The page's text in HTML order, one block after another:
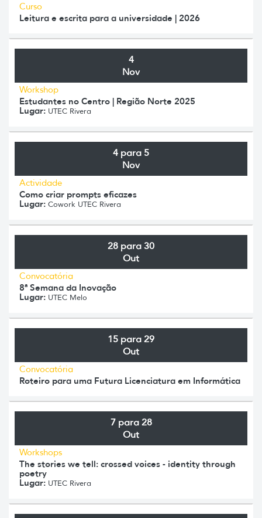
Curso
Leitura e escrita para a universidade | 2026
4
Nov
Workshop
Estudantes no Centro | Região Norte 2025
Lugar: UTEC Rivera
4 para 5
Nov
Actividade
Como criar prompts eficazes
Lugar: Cowork UTEC Rivera
28 para 30
Out
Convocatória
8ª Semana da Inovação
Lugar: UTEC Melo
15 para 29
Out
Convocatória
Roteiro para uma Futura Licenciatura em Informática
7 para 28
Out
Workshops
The stories we tell: crossed voices - identity through
poetry
Lugar: UTEC Rivera